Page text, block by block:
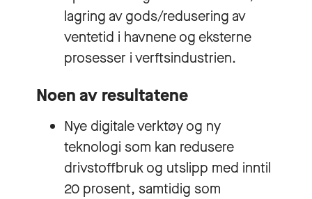
lagring av gods/redusering av
ventetid i havnene og eksterne
prosesser i verftsindustrien.
Noen av resultatene
Nye digitale verktøy og ny
teknologi som kan redusere
drivstoffbruk og utslipp med inntil
20 prosent, samtidig som